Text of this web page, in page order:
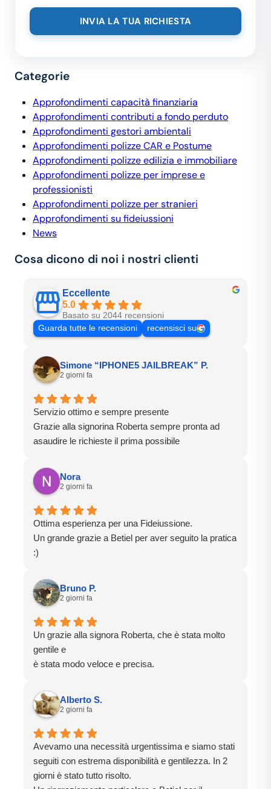
Categorie
Approfondimenti capacità finanziaria
Approfondimenti contributi a fondo perduto
Approfondimenti gestori ambientali
Approfondimenti polizze CAR e Postume
Approfondimenti polizze edilizia e immobiliare
Approfondimenti polizze per imprese e
professionisti
Approfondimenti polizze per stranieri
Approfondimenti su fideiussioni
News
Cosa dicono di noi i nostri clienti
Eccellente
5.0
Basato su 2044 recensioni
Guarda tutte le recensioni
recensisci su
Simone “IPHONE5 JAILBREAK” P.
2 giorni fa
Servizio ottimo e sempre presente
Grazie alla signorina Roberta sempre pronta ad
asaudire le richieste il prima possibile
Nora
2 giorni fa
Ottima esperienza per una Fideiussione.
Un grande grazie a Betiel per aver seguito la pratica
:)
Bruno P.
2 giorni fa
Un grazie alla signora Roberta, che è stata molto
gentile e
è stata modo veloce e precisa.
Alberto S.
2 giorni fa
Avevamo una necessità urgentissima e siamo stati
seguiti con estrema disponibilità e gentilezza. In 2
giorni è stato tutto risolto.